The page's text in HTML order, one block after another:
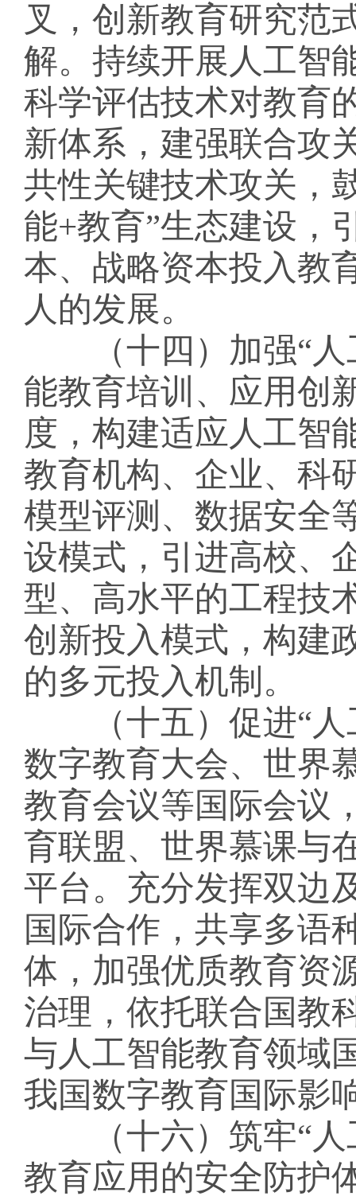
叉，创新教育研究范
解。持续开展人工智
科学评估技术对教育
新体系，建强联合攻
共性关键技术攻关，
能+教育”生态建设，
本、战略资本投入教
人的发展。
（十四）加强“
能教育培训、应用创
度，构建适应人工智
教育机构、企业、科
模型评测、数据安全
设模式，引进高校、
型、高水平的工程技
创新投入模式，构建
的多元投入机制。
（十五）促进“
数字教育大会、世界
教育会议等国际会议
育联盟、世界慕课与
平台。充分发挥双边
国际合作，共享多语
体，加强优质教育资
治理，依托联合国教
与人工智能教育领域
我国数字教育国际影
（十六）筑牢“
教育应用的安全防护